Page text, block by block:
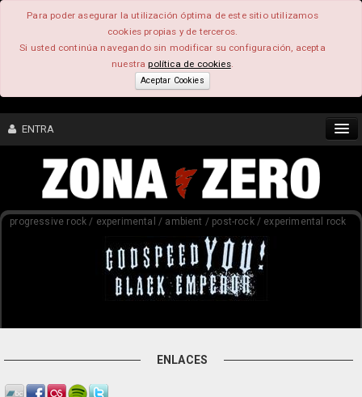
Para poder asegurar la utilización óptima de este sitio utilizamos
cookies propias y de terceros.
Si usted continúa navegando sin modificar su configuración, acepta
nuestrapolítica de cookies.
Aceptar Cookies
ENTRA
CONTENIDO
progressive rock / experimental / ambient / post-rock / experimental rock
ENLACES